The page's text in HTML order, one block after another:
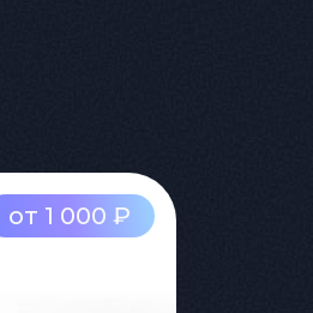
от 1 000 ₽